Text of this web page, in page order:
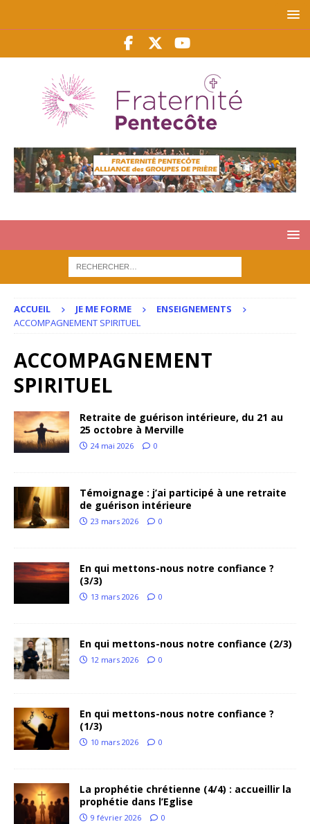
ACCUEIL JE ME FORME
ENSEIGNEMENTS
ACCOMPAGNEMENT SPIRITUEL
ACCOMPAGNEMENT
SPIRITUEL
Retraite de guérison intérieure, du 21 au
25 octobre à Merville
24 mai 2026 0
Témoignage : j’ai participé à une retraite
de guérison intérieure
23 mars 2026 0
En qui mettons-nous notre confiance ?
(3/3)
13 mars 2026 0
En qui mettons-nous notre confiance (2/3)
12 mars 2026 0
En qui mettons-nous notre confiance ?
(1/3)
10 mars 2026 0
La prophétie chrétienne (4/4) : accueillir la
prophétie dans l’Eglise
9 février 2026 0